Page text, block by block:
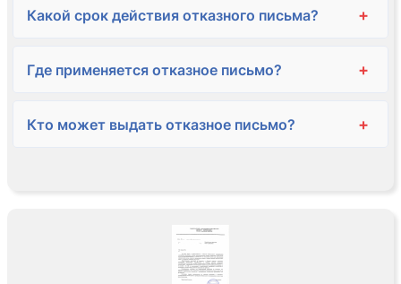
Какой срок действия отказного письма? +
Где применяется отказное письмо? +
Кто может выдать отказное письмо? +